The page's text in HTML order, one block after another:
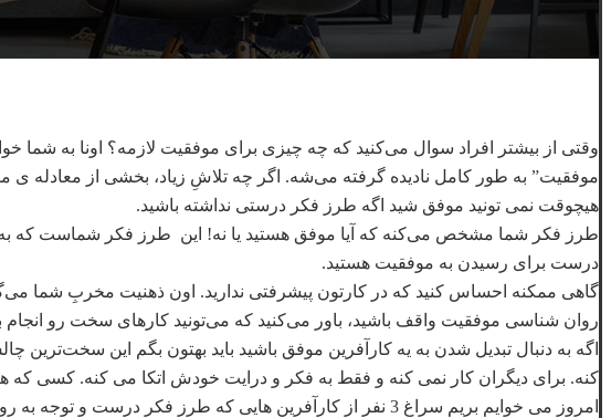
وقتی از بیشتر افراد سوال می‌کنید که چه چیزی برای موفقیت لازمه؟ اونا به
موفقیت” به طور کامل نادیده گرفته می‌شه. اگر چه تلاشِ زیاد، بخشی از معادله ی
هیچوقت نمی تونید موفق شید اگه طرز فکر درستی نداشته باشید.
طرز فکر شما مشخص می‌کنه که آیا موفق هستید یا نه! این طرز فکر شماست که به
درست برای رسیدن به موفقیت هستید.
گاهی ممکنه احساس کنید که در کارتون پیشرفتی ندارید. اون ذهنیت مخربِ شما
روان شناسی موفقیت واقف باشید، باور می‌کنید که می‌تونید کارهای سخت رو انجام
اگه به دنبال تبدیل شدن به یه کارآفرین موفق باشید باید بهتون بگم این
کنه. برای دیگران کار نمی کنه و فقط به فکر و درایت خودش اتکا می کنه. کسی
امروز می خوایم بریم سراغ 3 نفر از کارآفرین هایی که طرز فکر درست و توجه به روان شناسی موفقیت باعث شده توی زمینه ی تخصصشون به پیروزی برسن.